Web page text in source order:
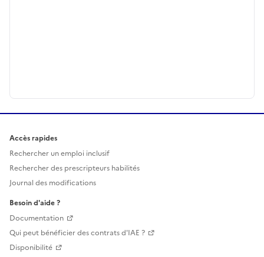
Accès rapides
Rechercher un emploi inclusif
Rechercher des prescripteurs habilités
Journal des modifications
Besoin d'aide ?
Documentation
Qui peut bénéficier des contrats d'IAE ?
Disponibilité